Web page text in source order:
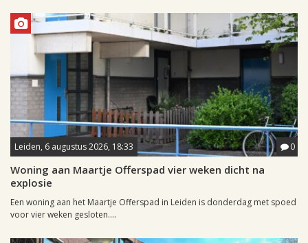
Leiden, 6 augustus 2026, 18:33 0
Woning aan Maartje Offerspad vier weken dicht na
explosie
Een woning aan het Maartje Offerspad in Leiden is donderdag met spoed
voor vier weken gesloten....